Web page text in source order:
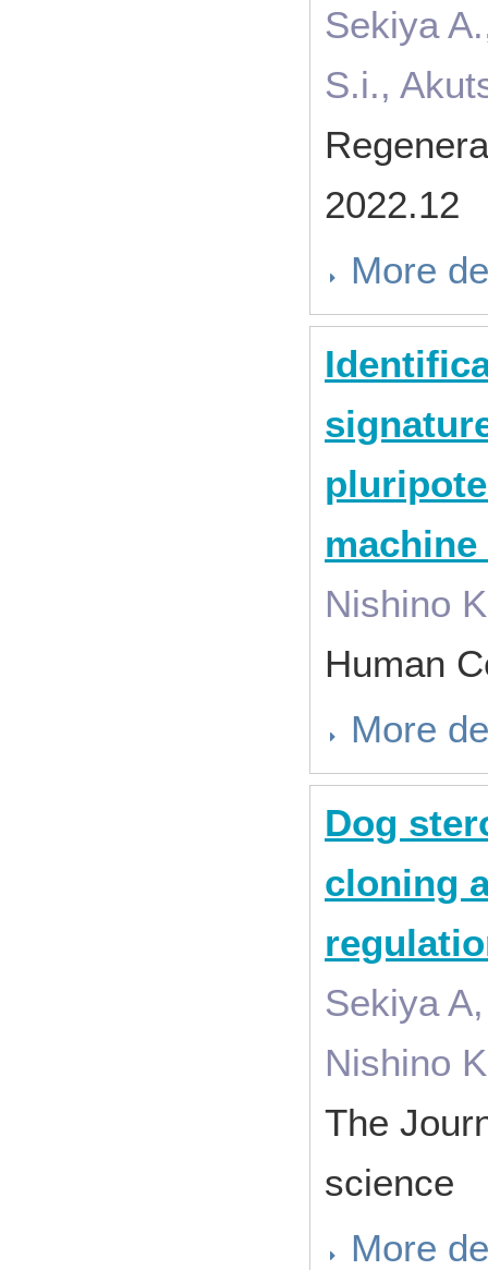
Sekiya
S.i.,
2022.12
More
Nishino
Human
More
Dog
cloning
Sekiya
Nishino K
The
science
More